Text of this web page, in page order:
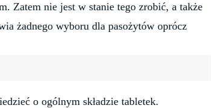
Zatem nie jest w stanie tego zrobić, a także
żadnego wyboru dla pasożytów oprócz
o ogólnym składzie tabletek.